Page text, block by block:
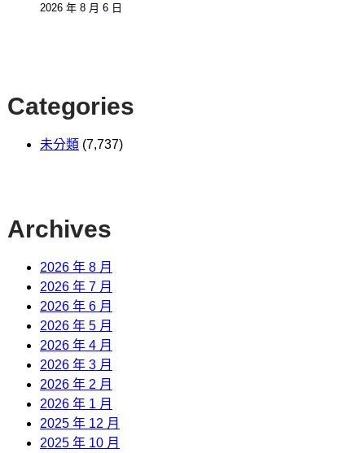
2026 年 8 月 6 日
Categories
未分類 (7,737)
Archives
2026 年 8 月
2026 年 7 月
2026 年 6 月
2026 年 5 月
2026 年 4 月
2026 年 3 月
2026 年 2 月
2026 年 1 月
2025 年 12 月
2025 年 10 月